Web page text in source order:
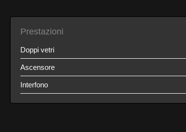
Prestazioni
Doppi vetri
Ascensore
Interfono